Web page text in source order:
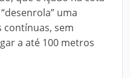
uma
contínuas, sem
a até 100 metros